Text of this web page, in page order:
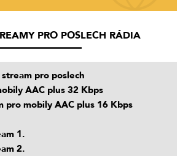
PRO POSLECH RÁDIA
pro poslech
AAC plus 32 Kbps
pro mobily AAC plus 16 Kbps
1.
2.